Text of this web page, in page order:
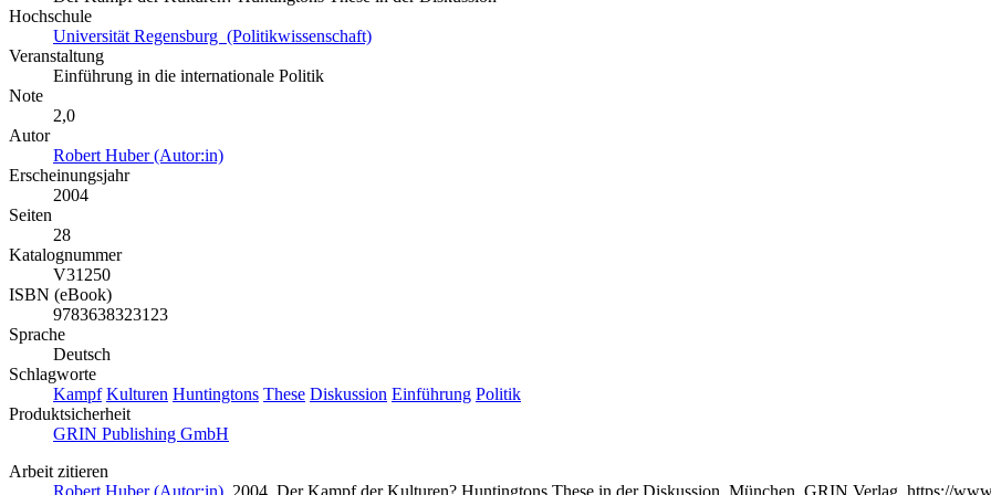
Hochschule
Universität Regensburg (Politikwissenschaft)
Veranstaltung
Einführung in die internationale Politik
Note
2,0
Autor
Robert Huber (Autor:in)
Erscheinungsjahr
2004
Seiten
28
Katalognummer
V31250
ISBN (eBook)
9783638323123
Sprache
Deutsch
Schlagworte
Kampf Kulturen Huntingtons These Diskussion Einführung Politik
Produktsicherheit
GRIN Publishing GmbH
Arbeit zitieren